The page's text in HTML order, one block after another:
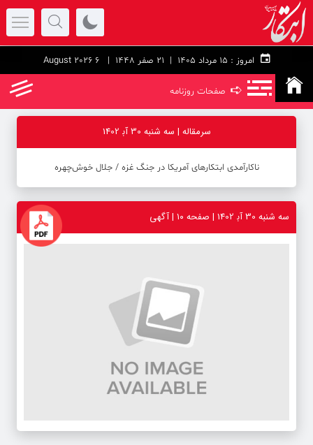
امروز : 21 صفر 1448 | 6 August 2026
➪ صفحات روزنامه
سرمقاله | سه شنبه 30 آب‍ 1402
ناکارآمدی ابتکار‌های آمریکا در جنگ غزه / جلال خوش‌چهره
سه شنبه 30 آب‍ 1402 | صفحه ۱۰ | آگهی